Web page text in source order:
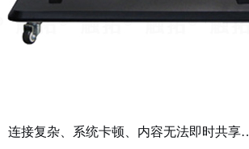
连接复杂、系统卡顿、内容无法即时共